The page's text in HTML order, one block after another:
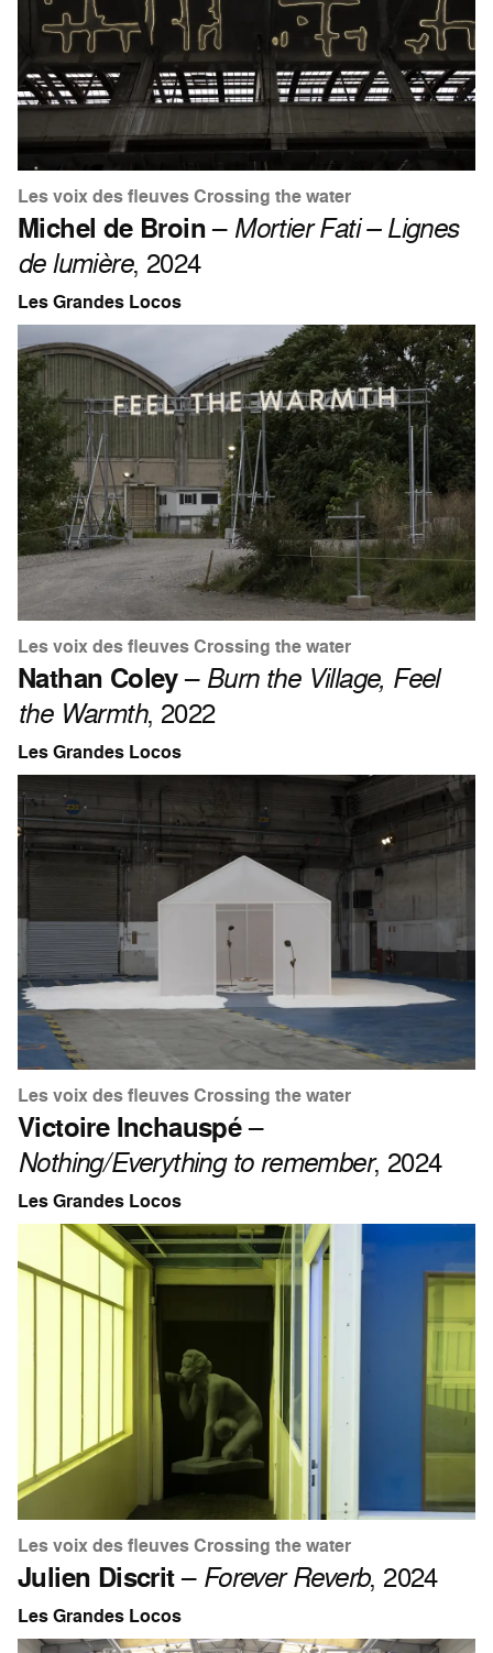
Les voix des fleuves Crossing the water
Michel de Broin– Mortier Fati – Lignes
de lumière, 2024
Les Grandes Locos
Les voix des fleuves Crossing the water
Nathan Coley– Burn the Village, Feel
the Warmth, 2022
Les Grandes Locos
Les voix des fleuves Crossing the water
Victoire Inchauspé–
Nothing/Everything to remember, 2024
Les Grandes Locos
Les voix des fleuves Crossing the water
Julien Discrit– Forever Reverb, 2024
Les Grandes Locos